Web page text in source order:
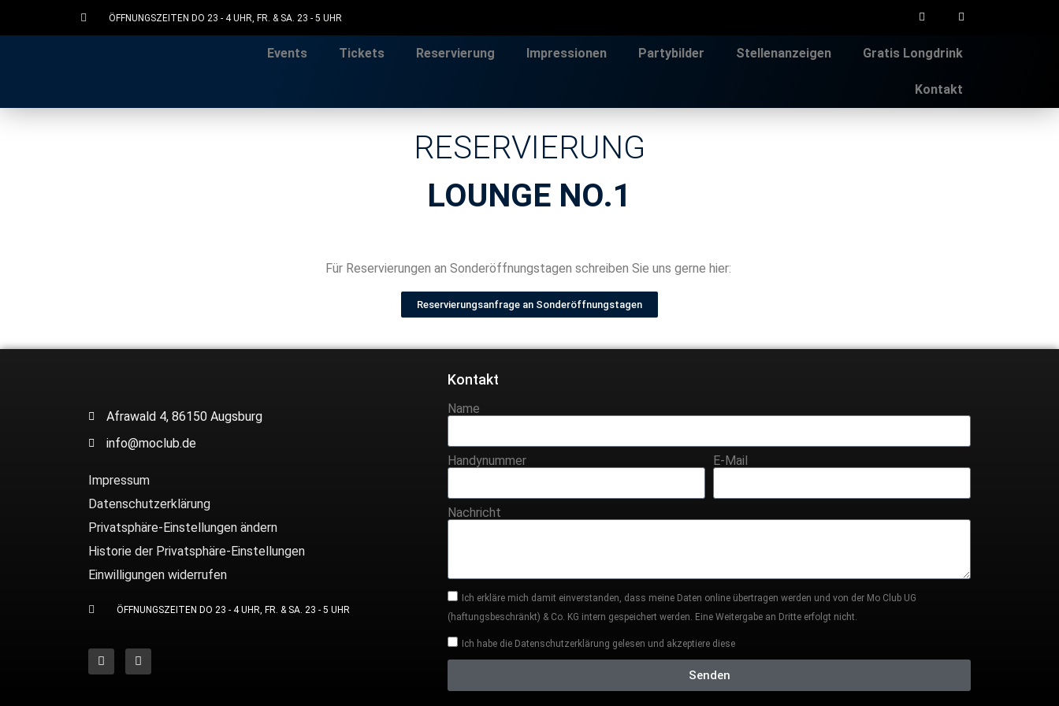
ÖFFNUNGSZEITEN DO 23 - 4 UHR, FR. & SA. 23 - 5 UHR
Events Tickets Reservierung Impressionen Partybilder Stellenanzeigen Gratis Longdrink
Kontakt
RESERVIERUNG
LOUNGE NO.1
Für Reservierungen an Sonderöffnungstagen schreiben Sie uns gerne hier:
Reservierungsanfrage an Sonderöffnungstagen
Afrawald 4, 86150 Augsburg
info@moclub.de
Impressum
Datenschutzerklärung
Privatsphäre-Einstellungen ändern
Historie der Privatsphäre-Einstellungen
Einwilligungen widerrufen
ÖFFNUNGSZEITEN DO 23 - 4 UHR, FR. & SA. 23 - 5 UHR
Kontakt
Name
Handynummer E-Mail
Nachricht
Ich erkläre mich damit einverstanden, dass meine Daten online übertragen werden und von der Mo Club UG
(haftungsbeschränkt) & Co. KG intern gespeichert werden. Eine Weitergabe an Dritte erfolgt nicht.
Ich habe die Datenschutzerklärung gelesen und akzeptiere diese
Senden